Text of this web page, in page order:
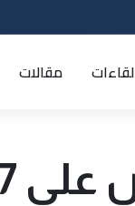
لقاءات مقالات
الداخلية توضح